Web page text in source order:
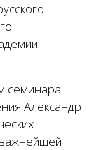
семинара
Александр
важнейшей